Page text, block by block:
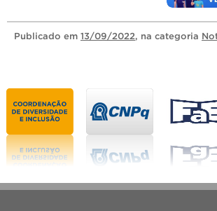
Publicado em 13/09/2022, na categoria